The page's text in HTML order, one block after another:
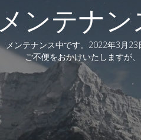
ンテナン
メンテナンス中です。2022年3月23
ご不便をおかけいたしますが